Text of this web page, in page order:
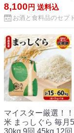
8,100 円 送料込
お酒と食料品のセプ
マイスター厳選！
米 まっしぐら 毎月
30kg 9回 45kg 12